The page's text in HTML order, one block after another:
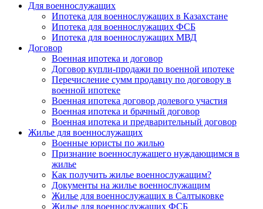
Для военнослужащих
Ипотека для военнослужащих в Казахстане
Ипотека для военнослужащих ФСБ
Ипотека для военнослужащих МВД
Договор
Военная ипотека и договор
Договор купли-продажи по военной ипотеке
Перечисление сумм продавцу по договору в
военной ипотеке
Военная ипотека договор долевого участия
Военная ипотека и брачный договор
Военная ипотека и предварительный договор
Жилье для военнослужащих
Военные юристы по жилью
Признание военнослужащего нуждающимся в
жилье
Как получить жилье военнослужащим?
Документы на жилье военнослужащим
Жилье для военнослужащих в Салтыковке
Жилье для военнослужащих ФСБ